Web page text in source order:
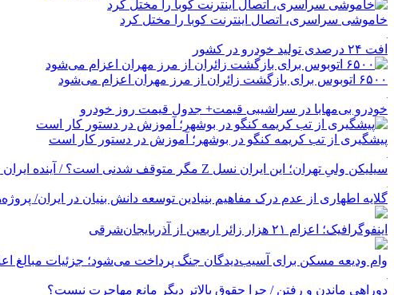
خاموشی سراسری، اتصال اینترنت کوبا را مختل کرد
افت ۲۴ درصدی تولید خودرو در کشور
۶۵۰۰ اتوبوس برای بازگشت زائران از مرز مهران اعزام می‌شود
خودرو بی‌مهابا در سراشیبی قیمت+ جدول قیمت روز خودرو
پیشگیری از تب کریمه کنگو در بوشهر؛ آموزش در دستور کار است
سیلیکن ولیِ تهران؛ این ایران نسل Z مگر متوقف شدنی است؟ / آینده ایران را این دانش آموزان می سازند
گلایه اطهاری از عدم درک مفاهیم بنیادین توسعه دانش بنیان در ایران/ پروژه‌های
اینفوگرافیک؛ اعزام ۲۱ هزار زائر اربعین از آذربایجان‌شرقی
وام ودیعه مسکن برای آسیب‌دیدگان جنگ پرداخت می‌شود؛ جزئیات مبالغ
دوراهی ماندن و رفتن / چرا حقوق بالاتر دیگر مانع مهاجرت نیست؟